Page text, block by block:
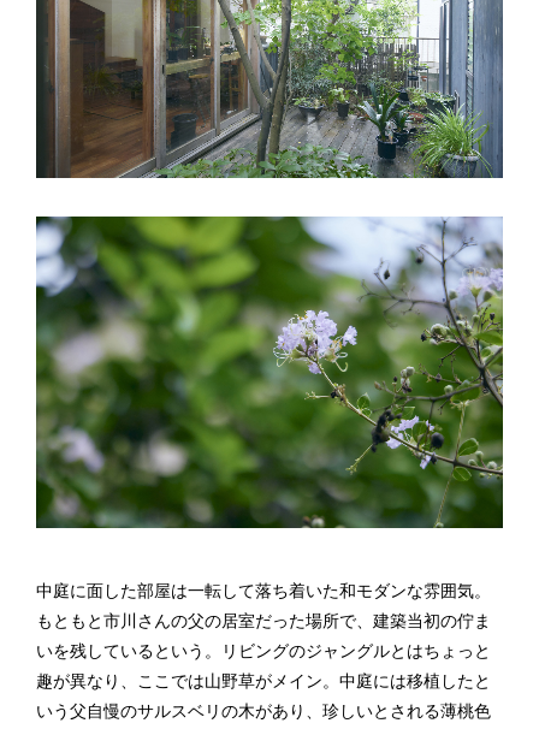
中庭に面した部屋は一転して落ち着いた和モダンな雰囲気。
もともと市川さんの父の居室だった場所で、建築当初の佇ま
いを残しているという。リビングのジャングルとはちょっと
趣が異なり、ここでは山野草がメイン。中庭には移植したと
いう父自慢のサルスベリの木があり、珍しいとされる薄桃色